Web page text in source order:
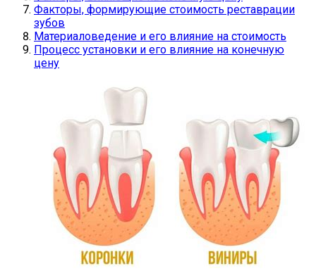
Факторы, формирующие стоимость реставрации
зубов
Материаловедение и его влияние на стоимость
Процесс установки и его влияние на конечную
цену